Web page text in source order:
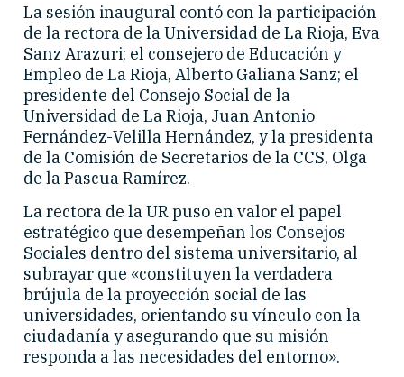
La sesión inaugural contó con la participación
de la rectora de la Universidad de La Rioja, Eva
Sanz Arazuri; el consejero de Educación y
Empleo de La Rioja, Alberto Galiana Sanz; el
presidente del Consejo Social de la
Universidad de La Rioja, Juan Antonio
Fernández-Velilla Hernández, y la presidenta
de la Comisión de Secretarios de la CCS, Olga
de la Pascua Ramírez.
La rectora de la UR puso en valor el papel
estratégico que desempeñan los Consejos
Sociales dentro del sistema universitario, al
subrayar que «constituyen la verdadera
brújula de la proyección social de las
universidades, orientando su vínculo con la
ciudadanía y asegurando que su misión
responda a las necesidades del entorno».